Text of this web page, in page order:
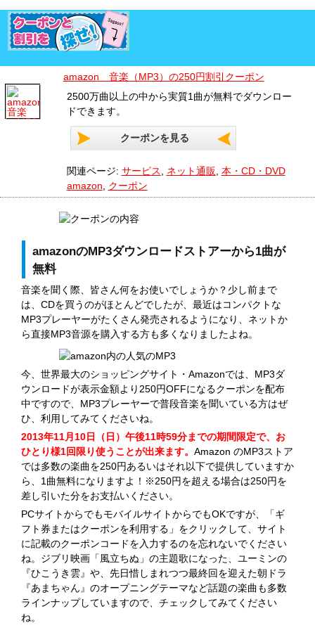
amazon 音楽（MP3）の250円割引クーポン
2500万曲以上の中から実質1曲が無料でダウンロー
ドできます。
クーポンを見る
関連ページ: サービス ネット通販
本・CD・DVD
amazon
クーポン
amazonのMP3ダウンロードストアーから1曲が
無料
音楽を聞く際、皆さん何をお使いでしょうか？少し前まで
は、CDを買うのがほとんどでしたが、最近はコンパクトな
MP3プレーヤーがたくさん発売されるようになり、ネットか
ら直接MP3音源を購入する方も多くなりましたよね。
今、世界最大のショッピングサイト・Amazonでは、MP3ダ
ウンロードが表示金額より250円OFFになるクーポンを配布
中ですので、MP3プレーヤーで普段音楽を聞いている方はぜ
ひ、利用してみてくださいね。
2013年11月10日（日）午後11時59分までの期間限定で、お
ひとり様1回限り使うことが出来ます。 Amazon のMP3ストア
では多数の楽曲を250円あるいはそれ以下で提供していますか
ら、1曲無料になりますよ！※250円を超える場合は250円を
差し引いた分をお支払いください。
PCサイトからでもモバイルサイトからでもOKですが、「ギ
フト券またはクーポンを利用する」をクリックして、サイト
に記載のクーポンコードを入力するのを忘れないでください
ね。ジブリ映画「風立ちぬ」の主題歌になった、ユーミンの
『ひこうき雲』や、先日惜しまれつつ最終回を迎えた朝ドラ
『あまちゃん』のオープニングテーマなど話題の楽曲も多数
ラインナップしていますので、チェックしてみてください
ね。